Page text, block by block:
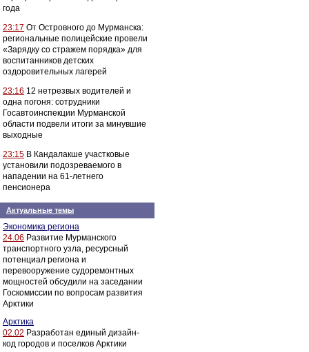
года
23:17 От Островного до Мурманска:
региональные полицейские провели
«Зарядку со стражем порядка» для
воспитанников детских
оздоровительных лагерей
23:16 12 нетрезвых водителей и
одна погоня: сотрудники
Госавтоинспекции Мурманской
области подвели итоги за минувшие
выходные
23:15 В Кандалакше участковые
установили подозреваемого в
нападении на 61-летнего
пенсионера
Актуальные темы
Экономика региона
24.06 Развитие Мурманского
транспортного узла, ресурсный
потенциал региона и
перевооружение судоремонтных
мощностей обсудили на заседании
Госкомиссии по вопросам развития
Арктики
Арктика
02.02 Разработан единый дизайн-
код городов и поселков Арктики